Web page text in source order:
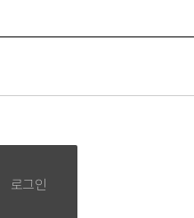
로그인